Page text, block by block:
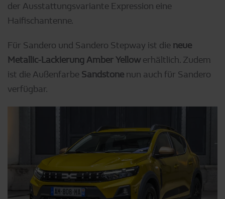
der Ausstattungsvariante Expression eine
Haifischantenne.
Für Sandero und Sandero Stepway ist die neue
Metallic-Lackierung Amber Yellow erhältlich. Zudem
ist die Außenfarbe Sandstone nun auch für Sandero
verfügbar.